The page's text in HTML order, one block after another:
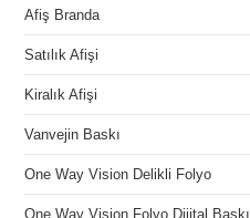
Afiş Branda
Satılık Afişi
Kiralık Afişi
Vanvejin Baskı
One Way Vision Delikli Folyo
One Way Vision Folyo Dijital Baskı